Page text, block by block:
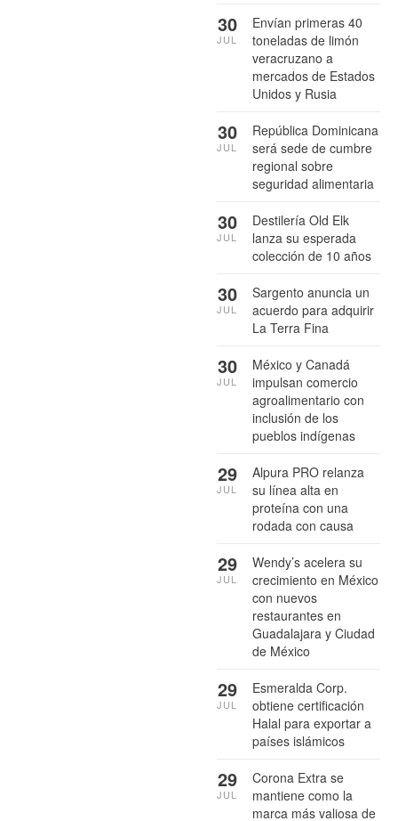
Envían primeras 40
toneladas de limón
veracruzano a
mercados de Estados
Unidos y Rusia
30
JUL
República Dominicana
será sede de cumbre
regional sobre
seguridad alimentaria
30
JUL
Destilería Old Elk
lanza su esperada
colección de 10 años
30
JUL
Sargento anuncia un
acuerdo para adquirir
La Terra Fina
30
JUL
México y Canadá
impulsan comercio
agroalimentario con
inclusión de los
pueblos indígenas
30
JUL
Alpura PRO relanza
su línea alta en
proteína con una
rodada con causa
29
JUL
Wendy’s acelera su
crecimiento en México
con nuevos
restaurantes en
Guadalajara y Ciudad
de México
29
JUL
Esmeralda Corp.
obtiene certificación
Halal para exportar a
países islámicos
29
JUL
Corona Extra se
mantiene como la
marca más valiosa de
29
JUL